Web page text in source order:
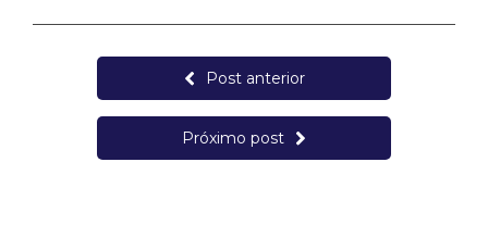
Post anterior
Próximo post